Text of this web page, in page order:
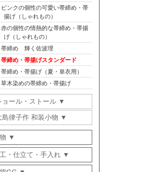
ピンクの個性の可愛い帯締め・帯
揚げ（しゃれもの）
赤の個性の情熱的な帯締め・帯揚
げ（しゃれもの）
帯締め 輝く佐波理
帯締め・帯揚げスタンダード
帯締め・帯揚げ（夏・単衣用）
草木染めの帯締め・帯揚げ
ョール・ストール
島律子作 和装小物
・仕立て・手入れ